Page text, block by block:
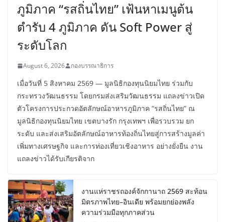
ภูมิภาค “รสถิ่นไทย” เฟ้นหาเมนูต้น
ตำรับ 4 ภูมิภาค ดัน Soft Power สู่
ระดับโลก
August 6, 2026 กองบรรณาธิการ
เมื่อวันที่ 5 สิงหาคม 2569 — มูลนิธิกองทุนนิยมไทย ร่วมกับ
กระทรวงวัฒนธรรม โดยกรมส่งเสริมวัฒนธรรม แถลงข่าวเปิด
ตัวโครงการประกวดอัตลักษณ์อาหารภูมิภาค “รสถิ่นไทย” ณ
มูลนิธิกองทุนนิยมไทย เขตบางรัก กรุงเทพฯ เพื่อรวบรวม ยก
ระดับ และส่งเสริมอัตลักษณ์อาหารท้องถิ่นไทยสู่การสร้างมูลค่า
เพิ่มทางเศรษฐกิจ และการท่องเที่ยวเชิงอาหาร อย่างยั่งยืน งาน
แถลงข่าวได้รับเกียรติจาก
งานแห่ราชรถองค์จักกานาถ 2569 สะท้อน
มิตรภาพไทย–อินเดีย พร้อมยกย่องพลัง
ความร่วมมือทุกภาคส่วน